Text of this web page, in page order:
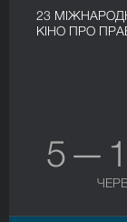
23
КІНО ПРО
5 —